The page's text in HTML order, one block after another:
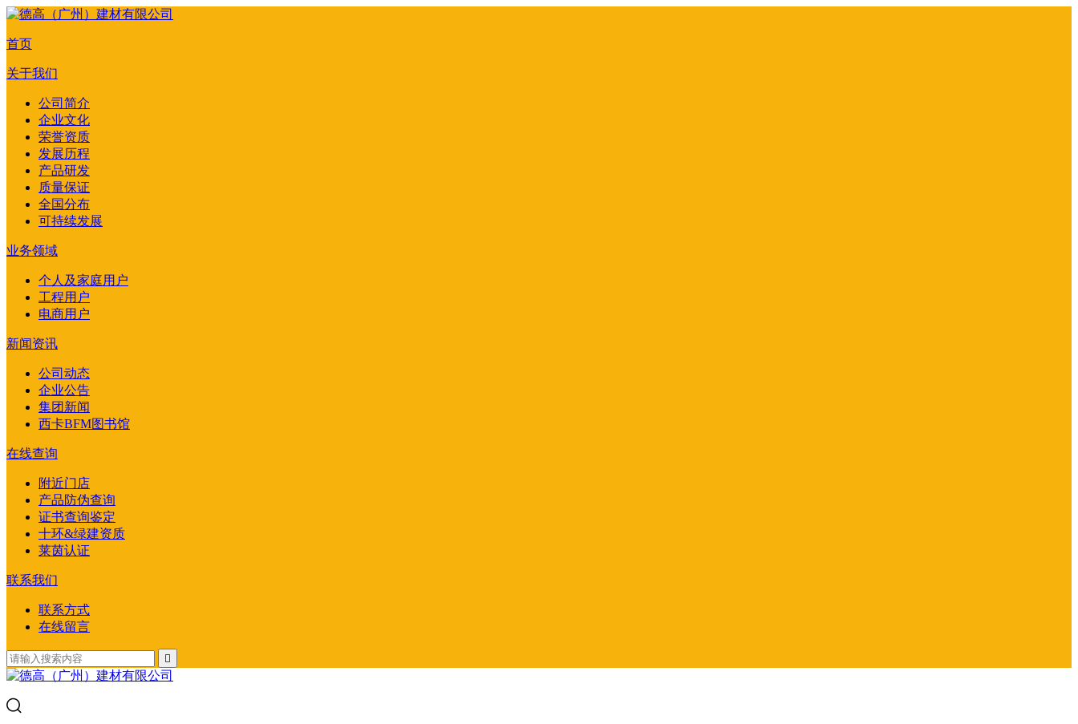
首页
关于我们
公司简介
企业文化
荣誉资质
发展历程
产品研发
质量保证
全国分布
可持续发展
业务领域
个人及家庭用户
工程用户
电商用户
新闻资讯
公司动态
企业公告
集团新闻
西卡BFM图书馆
在线查询
附近门店
产品防伪查询
证书查询鉴定
十环&绿建资质
莱茵认证
联系我们
联系方式
在线留言
